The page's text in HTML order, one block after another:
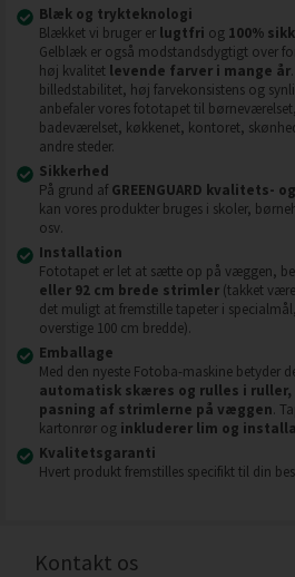
Blæk og trykteknologi
Blækket vi bruger er lugtfri og 100%
Gelblæk er også modstandsdygtigt over
høj kvalitet levende farver i mange år
billedstabilitet, høj farvekonsistens og
anbefaler vores fototapet til
badeværelset, køkkenet, kontoret,
andre steder.
Sikkerhed
På grund af GREENGUARD
kan vores produkter bruges i skoler,
osv.
Installation
Fototapet er let at sætte op på væggen,
eller 92 cm brede strimler (takket
det muligt at fremstille tapeter i
overstige 100 cm bredde).
Emballage
Med den nyeste Fotoba-maskine betyder
automatisk skæres og rulles i
pasning af strimlerne på væggen.
kartonrør og inkluderer lim og
Kvalitetsgaranti
Hvert produkt fremstilles specifikt til din
Kontakt os